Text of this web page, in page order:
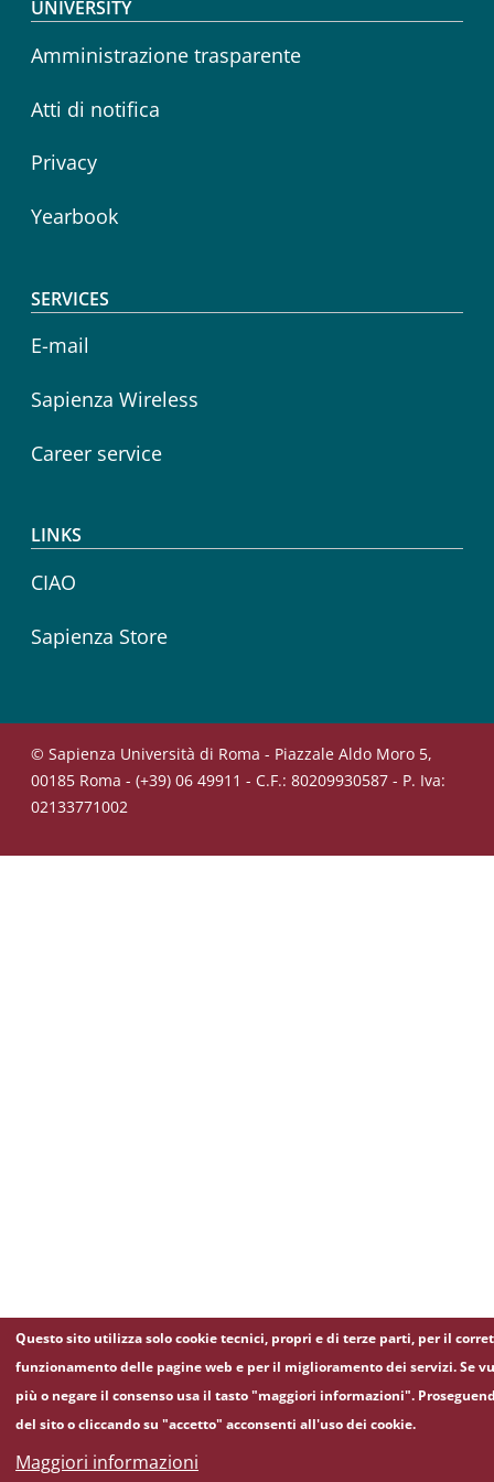
Footer menu
UNIVERSITY
Amministrazione trasparente
Atti di notifica
Privacy
Yearbook
SERVICES
E-mail
Sapienza Wireless
Career service
LINKS
CIAO
Sapienza Store
© Sapienza Università di Roma - Piazzale Aldo Moro 5,
00185 Roma - (+39) 06 49911 - C.F.: 80209930587 - P. Iva:
02133771002
Questo sito utilizza solo cookie tecnici, propri e di terze parti, per il
funzionamento delle pagine web e per il miglioramento dei servizi. Se
più o negare il consenso usa il tasto "maggiori informazioni".
del sito o cliccando su "accetto" acconsenti all'uso dei cookie.
Maggiori informazioni